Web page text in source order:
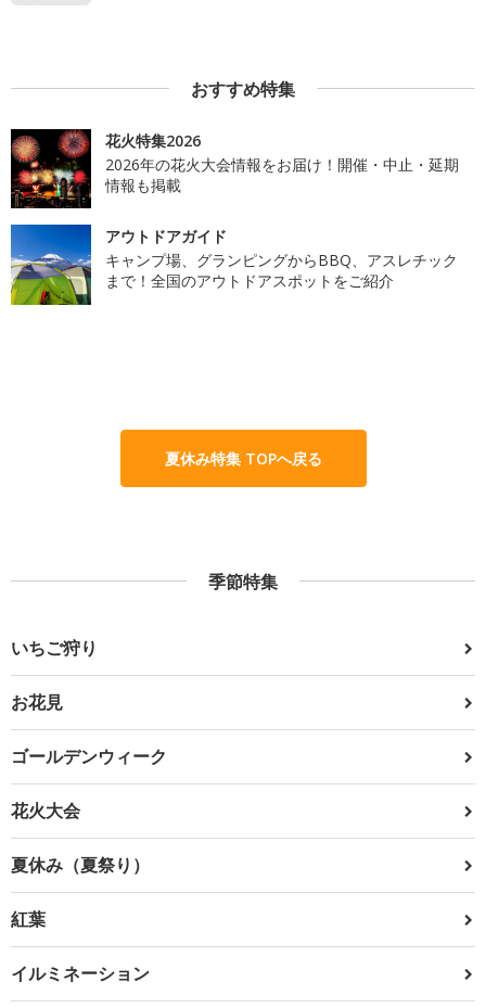
おすすめ特集
花火特集2026
2026年の花火大会情報をお届け！開催・中止・延期
情報も掲載
アウトドアガイド
キャンプ場、グランピングからBBQ、アスレチック
まで！全国のアウトドアスポットをご紹介
夏休み特集 TOPへ戻る
季節特集
いちご狩り
お花見
ゴールデンウィーク
花火大会
夏休み（夏祭り）
紅葉
イルミネーション